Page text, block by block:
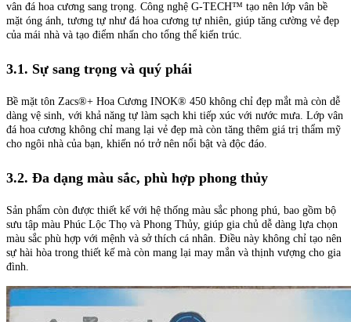
vân đá hoa cương sang trọng. Công nghệ G-TECH™ tạo nên lớp vân bề
mặt óng ánh, tương tự như đá hoa cương tự nhiên, giúp tăng cường vẻ đẹp
của mái nhà và tạo điểm nhấn cho tổng thể kiến trúc.
3.1. Sự sang trọng và quý phái
Bề mặt tôn Zacs®+ Hoa Cương INOK® 450 không chỉ đẹp mắt mà còn dễ
dàng vệ sinh, với khả năng tự làm sạch khi tiếp xúc với nước mưa. Lớp vân
đá hoa cương không chỉ mang lại vẻ đẹp mà còn tăng thêm giá trị thẩm mỹ
cho ngôi nhà của bạn, khiến nó trở nên nổi bật và độc đáo.
3.2. Đa dạng màu sắc, phù hợp phong thủy
Sản phẩm còn được thiết kế với hệ thống màu sắc phong phú, bao gồm bộ
sưu tập màu Phúc Lộc Thọ và Phong Thủy, giúp gia chủ dễ dàng lựa chọn
màu sắc phù hợp với mệnh và sở thích cá nhân. Điều này không chỉ tạo nên
sự hài hòa trong thiết kế mà còn mang lại may mắn và thịnh vượng cho gia
đình.